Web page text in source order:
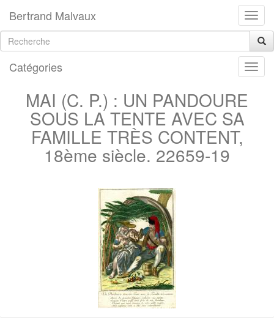
Bertrand Malvaux
Catégories
MAI (C. P.) : UN PANDOURE
SOUS LA TENTE AVEC SA
FAMILLE TRÈS CONTENT,
18ème siècle. 22659-19